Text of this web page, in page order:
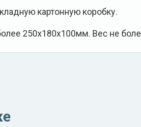
картонную коробку.
250х180х100мм. Вес не